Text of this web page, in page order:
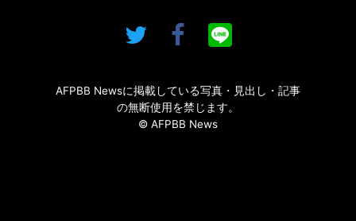
AFPBB Newsに掲載している写真・見出し・記事
の無断使用を禁じます。
© AFPBB News